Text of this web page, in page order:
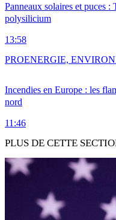
Panneaux solaires et puces
polysilicium
13:58
Incendies en Europe : les
nord
11:46
PROENERGIE,
PLUS DE CETTE